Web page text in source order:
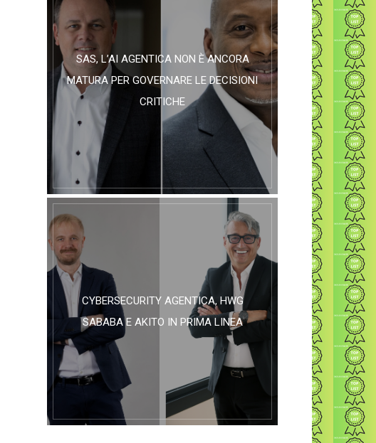
SAS, L’AI AGENTICA NON È ANCORA
MATURA PER GOVERNARE LE DECISIONI
CRITICHE
CYBERSECURITY AGENTICA, HWG
SABABA E AKITO IN PRIMA LINEA